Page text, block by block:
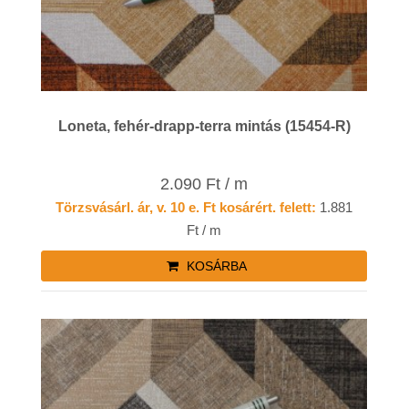
Loneta, fehér-drapp-terra mintás (15454-R)
2.090 Ft / m
Törzsvásárl. ár, v. 10 e. Ft kosárért. felett: 1.881
Ft / m
KOSÁRBA